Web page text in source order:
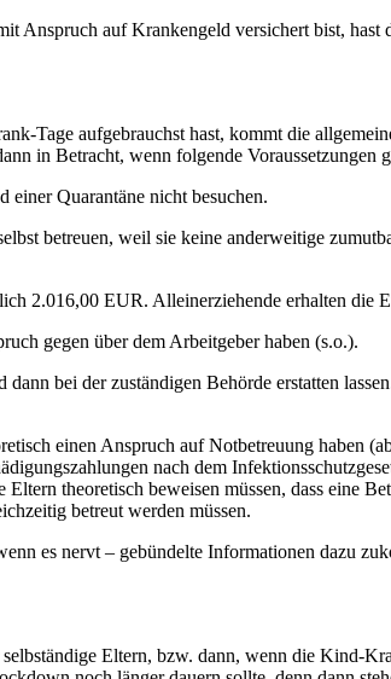
Anspruch auf Krankengeld versichert bist, hast
Tage aufgebrauchst hast, kommt die
in Betracht, wenn folgende Voraussetzungen
Quarantäne nicht besuchen.
betreuen, weil sie keine anderweitige
2.016,00 EUR. Alleinerziehende erhalten die
gegen über dem Arbeitgeber haben (s.o.).
bei der zuständigen Behörde erstatten
einen Anspruch auf Notbetreuung haben
nach dem
theoretisch beweisen müssen, dass eine
betreut werden müssen.
es nervt – gebündelte Informationen dazu
Eltern, bzw. dann, wenn die Kind-